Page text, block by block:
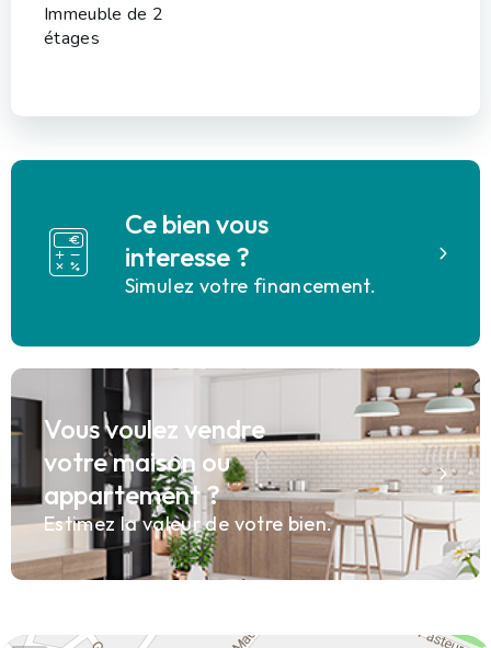
Immeuble de 2
étages
Ce bien vous
interesse ?
Simulez votre financement.
Vous voulez vendre
votre maison ou
appartement ?
Estimez la valeur de votre bien.